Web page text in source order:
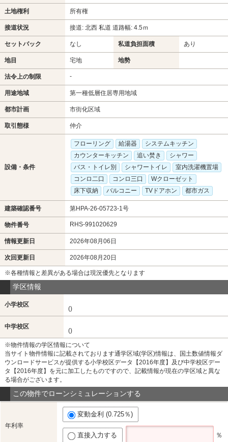
土地権利 所有権
接道状況 接道: 北西 私道 道路幅: 4.5ｍ
セットバック なし 私道負担面積 あり
地目 宅地 地勢
法令上の制限 -
用途地域 第一種低層住居専用地域
都市計画 市街化区域
取引態様 仲介
設備・条件
フローリング 給湯器
システムキッチン
カウンターキッチン
追い焚き
シャワー
バス・トイレ別
シャワートイレ
室内洗濯機置場
コンロ二口
コンロ三口
Wクローゼット
床下収納
バルコニー TVドアホン 都市ガス
建築確認番号 第HPA-26-05723-1号
物件番号 RHS-991020629
情報更新日 2026年08月06日
次回更新日 2026年08月20日
※各種情報と差異がある場合は現況優先となります
学区情報
小学校区
()
中学校区
()
※物件情報の学区情報について
当サイト物件情報に記載されております通学区域(学区)情報は、国土数値情報ダ
ウンロードサービスが提供する小学校区データ【2016年度】及び中学校区デー
タ【2016年度】を元に加工したものですので、記載情報が現在の学区域と異な
る場合がございます。
この物件でローンシミュレーションする
年利率
変動金利 (0.725％)
直接入力する ％